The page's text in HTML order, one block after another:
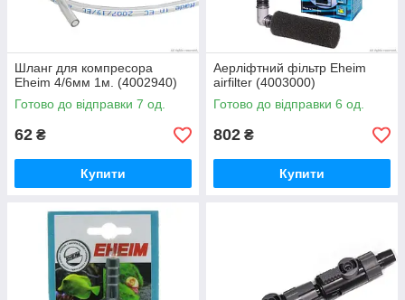
Шланг для компресора
Eheim 4/6мм 1м. (4002940)
Готово до відправки 7 од.
62 ₴
Купити
Аерліфтний фільтр Eheim
airfilter (4003000)
Готово до відправки 6 од.
802 ₴
Купити